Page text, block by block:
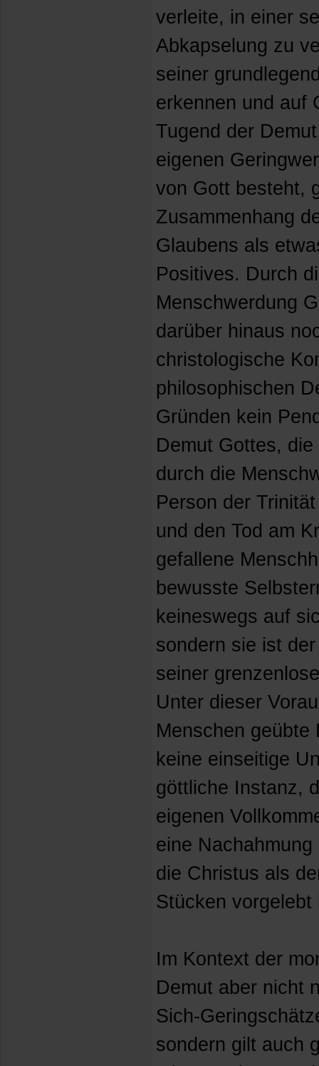
verleite, in einer
Abkapselung zu
seiner
erkennen und auf
Tugend der
eigenen
von Gott besteht,
Zusammenhang
Glaubens als
Positives. Durch
Menschwerdung
darüber hinaus
christologische
philosophischen
Gründen kein
Demut Gottes,
durch die
Person der
und den Tod am
gefallene
bewusste
keineswegs auf
sondern sie ist
seiner
Unter dieser
Menschen geübte
keine einseitige
göttliche Instanz,
eigenen
eine
die Christus als
Stücken vorgelebt
Im Kontext der
Demut aber nicht
Sich-
sondern gilt auch